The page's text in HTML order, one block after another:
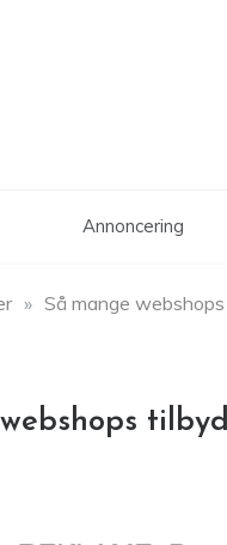
Annoncering
» Så mange